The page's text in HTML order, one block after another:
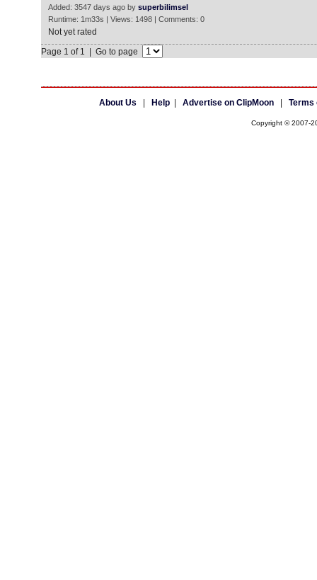
Added: 3547 days ago by superbilimsel
Runtime: 1m33s | Views: 1498 | Comments: 0
Not yet rated
Page 1 of 1 | Go to page
About Us Help| Advertise on ClipMoon| Terms
Copyright © 2007-